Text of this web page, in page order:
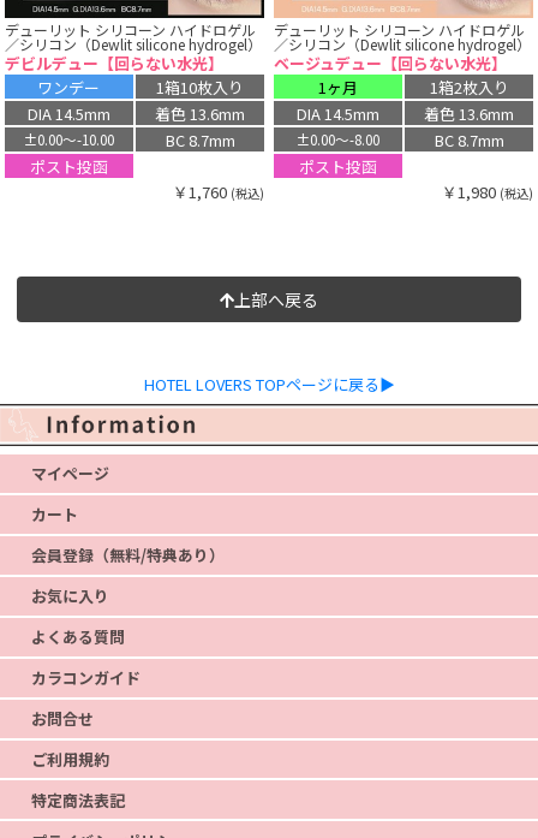
デューリット シリコーン ハイドロゲル
／シリコン（Dewlit silicone hydrogel）
デビルデュー【回らない水光】
ワンデー
1箱10枚入り
DIA 14.5mm
着色 13.6mm
±0.00〜-10.00
BC 8.7mm
ポスト投函
￥1,760 (税込)
デューリット シリコーン ハイドロゲル
／シリコン（Dewlit silicone hydrogel）
ベージュデュー【回らない水光】
1ヶ月
1箱2枚入り
DIA 14.5mm
着色 13.6mm
±0.00〜-8.00
BC 8.7mm
ポスト投函
￥1,980 (税込)
上部へ戻る
HOTEL LOVERS TOPページに戻る▶
マイページ
カート
会員登録（無料/特典あり）
お気に入り
よくある質問
カラコンガイド
お問合せ
ご利用規約
特定商法表記